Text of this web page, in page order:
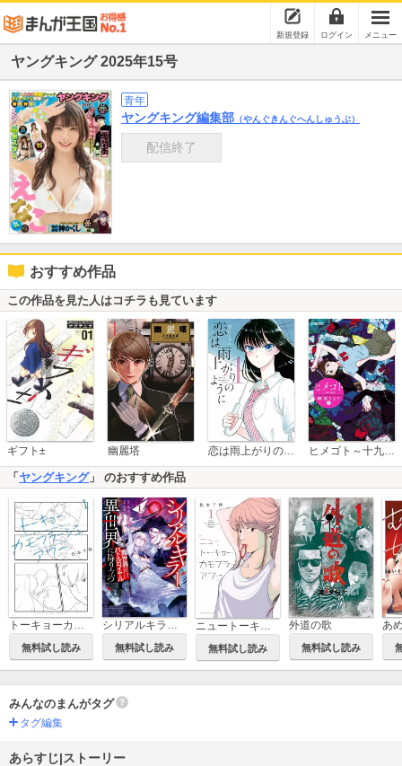
新規登録 ログイン メニュー
ヤングキング 2025年15号
青年
ヤングキング編集部 （やんぐきんぐへんしゅうぶ）
配信終了
おすすめ作品
この作品を見た人はコチラも見ています
ギフト± 幽麗塔 恋は雨上がりのように ヒメゴト～十九歳の制服～
「 ヤングキング」 のおすすめ作品
無料試し読み 無料試し読み 無料試し読み
外道の歌
無料試し読み
あ
みんなのまんがタグ
タグ編集
あらすじ|ストーリー